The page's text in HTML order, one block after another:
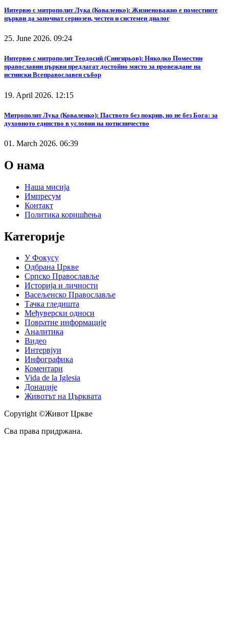
Интервю с митрополит Лука (Коваленко): Жизненоважно е поместните
църкви да започнат сериозен, честен и системен диалог
25. June 2026. 09:24
Интервю с митрополит Теодосий (Снигирьов): Няколко Поместни
православни църкви предлагат достойно място за провеждане на
истински Всеправославен събор
19. April 2026. 12:15
Митрополит Лука (Коваленко): Паството без покрив, но не без Бога: за
духовното единство в условия на потисничество
01. March 2026. 06:39
О нама
Наша мисија
Импресум
Контакт
Политика коришћења
Категорије
У Фокусу
Одбрана Цркве
Српско Православље
Историја и личности
Васељенско Православље
Тачка гледишта
Међуверски односи
Повратне информације
Аналитика
Видео
Интервјуи
Инфографика
Коментари
Vida de la Iglesia
Донације
Животът на Църквата
Copyright ©Живот Цркве
Сва права придржана.